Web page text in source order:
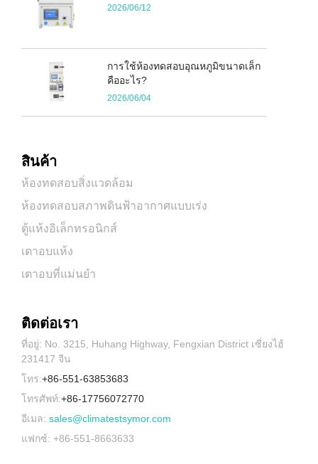
2026/06/12
การใช้ห้องทดสอบอุณหภูมิขนาดเล็ก
คืออะไร?
2026/06/04
สินค้า
ห้องทดสอบสิ่งแวดล้อม
ห้องทดสอบสภาพดินฟ้าอากาศแบบเร่ง
ตู้แห้งอิเล็กทรอนิกส์
เตาอบแห้ง
เตาอบที่แม่นยำ
ติดต่อเรา
ที่อยู่: No. 3215, Huhang Highway, Fengxian District เซี่ยงไฮ้
231417 จีน
โทร:+86-551-63853683
โทรศัพท์:+86-17756072770
อีเมล: sales@climatestsymor.com
แฟกซ์: +86-551-8663633